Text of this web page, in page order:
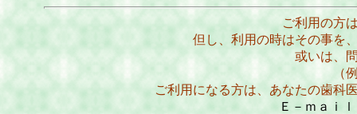
ご利用の方
但し、利用の時はその事を
或いは、
（
ご利用になる方は、あなたの歯科
Ｅ－ｍａｉ